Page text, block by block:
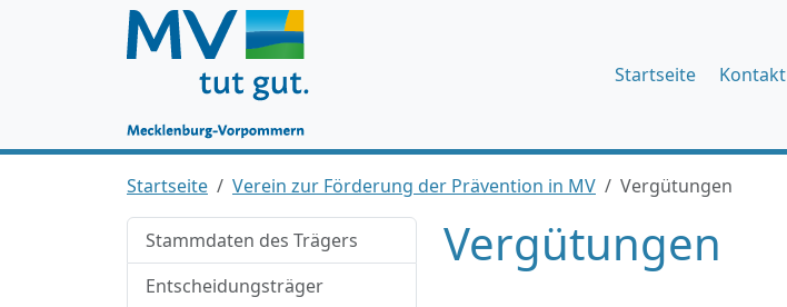
Startseite Kontakt
Startseite Verein zur Förderung der Prävention in MV Vergütungen
Stammdaten des Trägers
Entscheidungsträger
Vergütungen